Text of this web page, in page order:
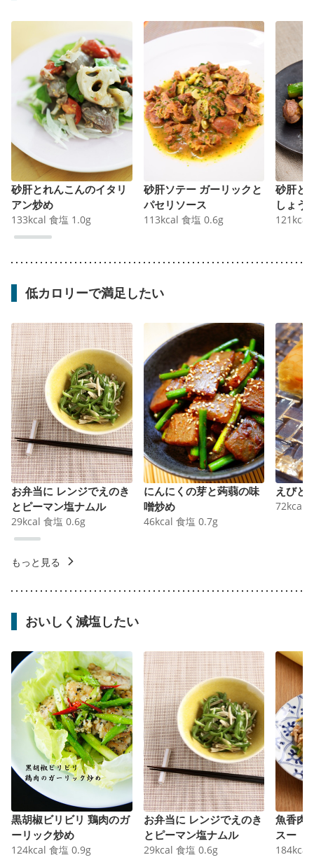
砂肝とれんこんのイタリ
アン炒め
133kcal 食塩 1.0g
砂肝ソテー ガーリックと
パセリソース
113kcal 食塩 0.6g
砂肝と
しょう
121 kcal
低カロリーで満足したい
お弁当に レンジでえのき
とピーマン塩ナムル
29kcal 食塩 0.6g
にんにくの芽と蒟蒻の味
噌炒め
46kcal 食塩 0.7g
えびと
72kcal
もっと見る
おいしく減塩したい
黒胡椒ビリビリ 鶏肉のガ
ーリック炒め
124kcal 食塩 0.9g
お弁当に レンジでえのき
とピーマン塩ナムル
29kcal 食塩 0.6g
魚香肉
スー
184kcal